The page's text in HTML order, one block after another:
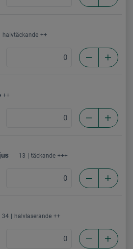
halvtäckande ++
++
13 täckande +++
34 halvlaserande ++